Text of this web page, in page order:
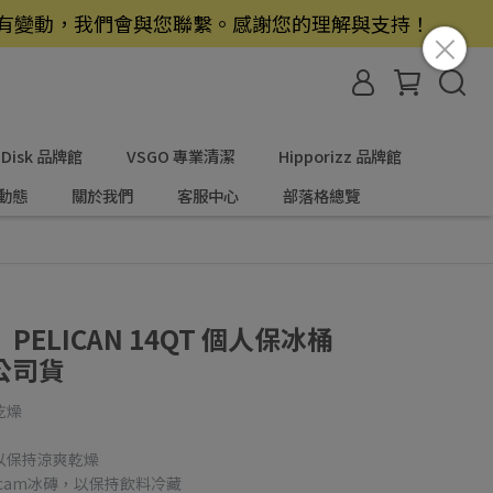
動，我們會與您聯繫。感謝您的理解與支持！
品牌館 VSGO 專業清潔
Hipporizz 品牌館
態
關於我們 客服中心 部落格總覽
14QT 個人保冰桶
司貨
燥
保持涼爽乾燥
冰磚，以保持飲料冷藏